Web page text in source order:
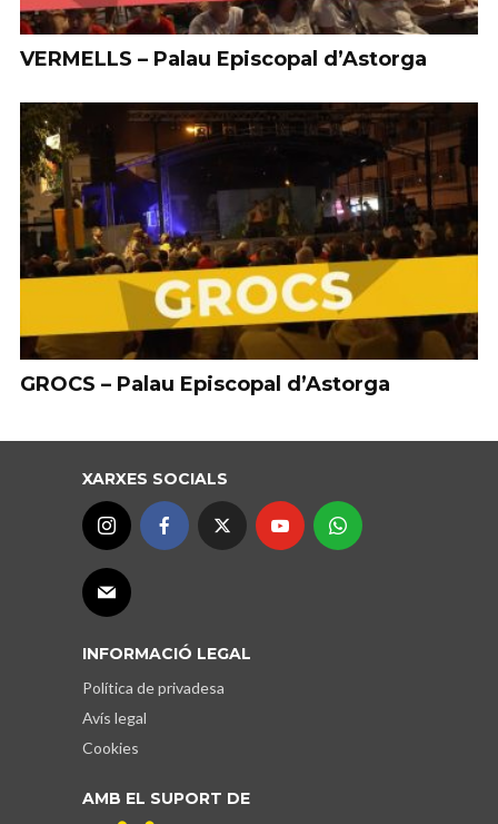
VERMELLS – Palau Episcopal d’Astorga
GROCS – Palau Episcopal d’Astorga
XARXES SOCIALS
INFORMACIÓ LEGAL
Política de privadesa
Avís legal
Cookies
AMB EL SUPORT DE